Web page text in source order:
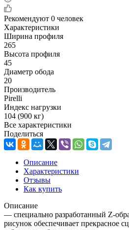
Рекомендуют 0 человек
Характеристики
Ширина профиля
265
Высота профиля
45
Диаметр обода
20
Производитель
Pirelli
Индекс нагрузки
104 (900 кг)
Все характеристики
Поделиться
Описание
Характеристики
Отзывы
Как купить
Описание
— специально разработанный Z-
рисунок обеспечивает прекрасное